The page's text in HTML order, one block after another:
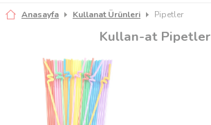
Anasayfa Kullanat Ürünleri Pipetler
Kullan-at Pipetler